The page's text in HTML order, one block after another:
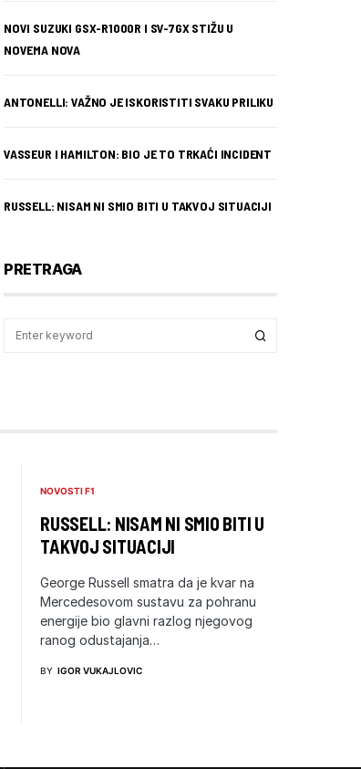
NOVI SUZUKI GSX-R1000R I SV-7GX STIŽU U
NOVEMA NOVA
ANTONELLI: VAŽNO JE ISKORISTITI SVAKU PRILIKU
VASSEUR I HAMILTON: BIO JE TO TRKAĆI INCIDENT
RUSSELL: NISAM NI SMIO BITI U TAKVOJ SITUACIJI
PRETRAGA
NOVOSTI F1
RUSSELL: NISAM NI SMIO BITI U
TAKVOJ SITUACIJI
George Russell smatra da je kvar na
Mercedesovom sustavu za pohranu
energije bio glavni razlog njegovog
ranog odustajanja…
BY IGOR VUKAJLOVIC